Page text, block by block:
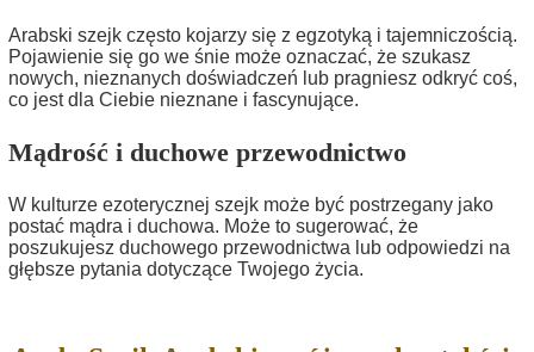
Arabski szejk często kojarzy się z egzotyką i tajemniczością.
Pojawienie się go we śnie może oznaczać, że szukasz
nowych, nieznanych doświadczeń lub pragniesz odkryć coś,
co jest dla Ciebie nieznane i fascynujące.
Mądrość i duchowe przewodnictwo
W kulturze ezoterycznej szejk może być postrzegany jako
postać mądra i duchowa. Może to sugerować, że
poszukujesz duchowego przewodnictwa lub odpowiedzi na
głębsze pytania dotyczące Twojego życia.